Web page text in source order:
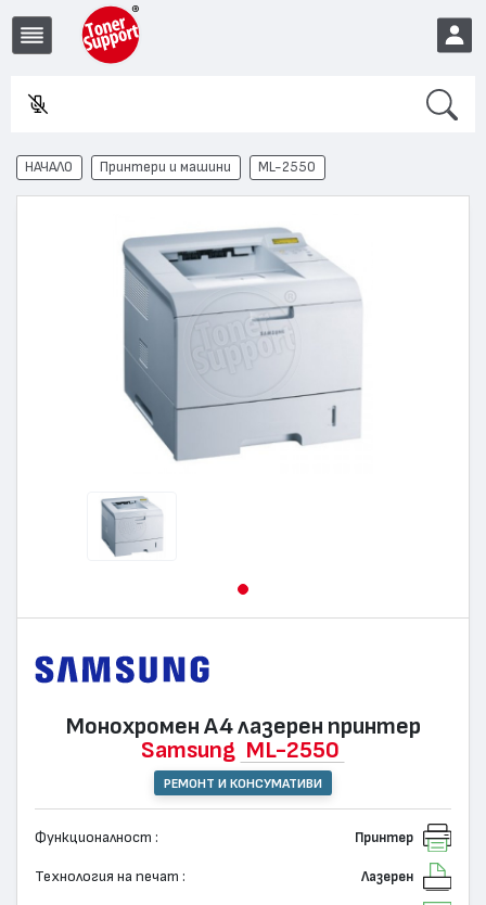
EUR
НАЧАЛО Принтери и машини ML-2550
Монохромен А4 лазерен принтер
Samsung ML-2550
РЕМОНТ И КОНСУМАТИВИ
Функционалност : Принтер
Технология на печат : Лазерен